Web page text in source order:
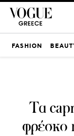
FASHION
Τα
φρέσκο